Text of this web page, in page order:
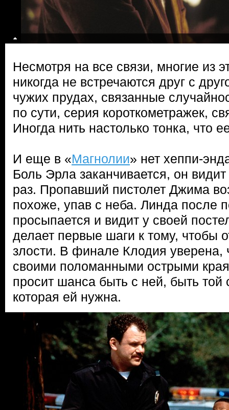
Несмотря на все связи, многие из
никогда не встречаются друг с
чужих прудах, связанные
по сути, серия короткометражек,
Иногда нить настолько тонка, что
И еще в «Магнолии» нет хеппи-
Боль Эрла заканчивается, он
раз. Пропавший пистолет Джима
похоже, упав с неба. Линда после
просыпается и видит у своей
делает первые шаги к тому, чтобы
злости. В финале Клодия уверена,
своими поломанными острыми
просит шанса быть с ней, быть
которая ей нужна.